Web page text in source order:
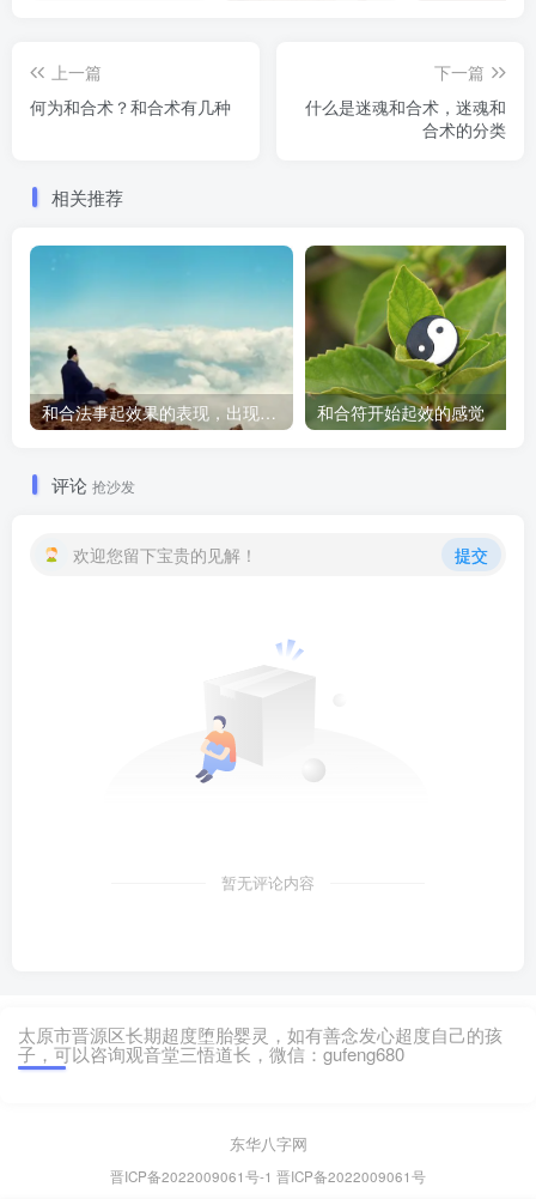
上一篇
何为和合术？和合术有几种
下一篇
什么是迷魂和合术，迷魂和
合术的分类
相关推荐
和合法事起效果的表现，出现这些就要留意了 和合符开始起效的感觉
评论 抢沙发
欢迎您留下宝贵的见解！ 提交
暂无评论内容
太原市晋源区长期超度堕胎婴灵，如有善念发心超度自己的孩
子，可以咨询观音堂三悟道长，微信：gufeng680
东华八字网
晋ICP备2022009061号-1 晋ICP备2022009061号